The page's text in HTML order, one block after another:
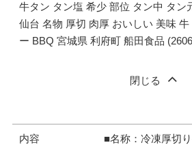
牛タン タン塩 希少 部位 タン中 タン
仙台 名物 厚切 肉厚 おいしい 美味 牛
ー BBQ 宮城県 利府町 船田食品
閉じる
内容
■名称：冷凍厚切